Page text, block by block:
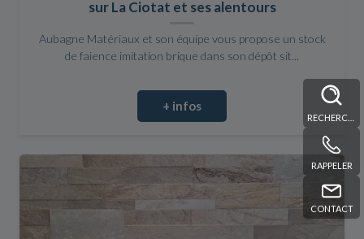
RAPPELER
CONTACT
sur La Ciotat et ses alentours
Aubagne Matériaux et son équipe vous propose un stock
de faience imitation brique dans son dépôt sit...
+ infos